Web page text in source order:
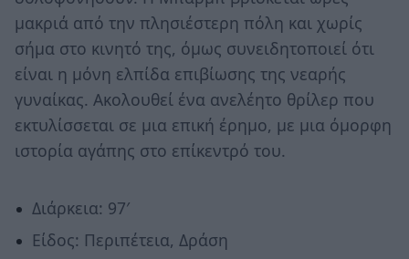
μακριά από την πλησιέστερη πόλη και χωρίς
σήμα στο κινητό της, όμως συνειδητοποιεί ότι
είναι η μόνη ελπίδα επιβίωσης της νεαρής
γυναίκας. Ακολουθεί ένα ανελέητο θρίλερ που
εκτυλίσσεται σε μια επική έρημο, με μια όμορφη
ιστορία αγάπης στο επίκεντρό του.
Διάρκεια: 97′
Είδος: Περιπέτεια, Δράση